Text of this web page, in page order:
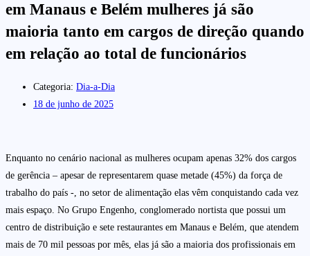
em Manaus e Belém mulheres já são
maioria tanto em cargos de direção quando
em relação ao total de funcionários
Categoria: Dia-a-Dia
18 de junho de 2025
Enquanto no cenário nacional as mulheres ocupam apenas 32% dos cargos
de gerência – apesar de representarem quase metade (45%) da força de
trabalho do país -, no setor de alimentação elas vêm conquistando cada vez
mais espaço. No Grupo Engenho, conglomerado nortista que possui um
centro de distribuição e sete restaurantes em Manaus e Belém, que atendem
mais de 70 mil pessoas por mês, elas já são a maioria dos profissionais em